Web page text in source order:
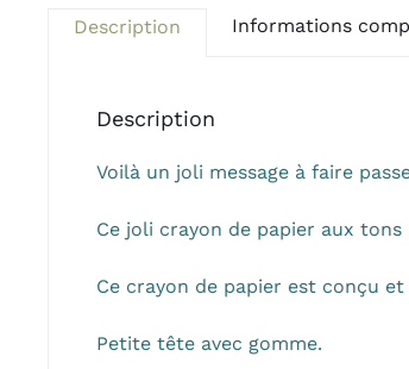
Description Informations
Description
Voilà un joli message à faire
Ce joli crayon de papier aux
Ce crayon de papier est conçu
Petite tête avec gomme.